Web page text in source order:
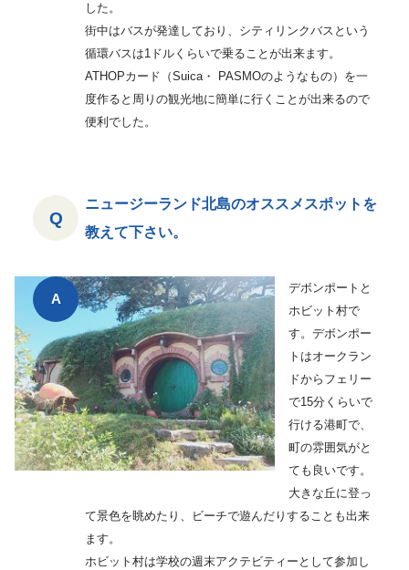
した。
街中はバスが発達しており、シティリンクバスという
循環バスは1ドルくらいで乗ることが出来ます。
ATHOPカード（Suica・ PASMOのようなもの）を一
度作ると周りの観光地に簡単に行くことが出来るので
便利でした。
ニュージーランド北島のオススメスポットを
教えて下さい。
デボンポートと
ホビット村で
す。デボンポー
トはオークラン
ドからフェリー
で15分くらいで
行ける港町で、
町の雰囲気がと
ても良いです。
大きな丘に登っ
て景色を眺めたり、ビーチで遊んだりすることも出来
ます。
ホビット村は学校の週末アクテビティーとして参加し